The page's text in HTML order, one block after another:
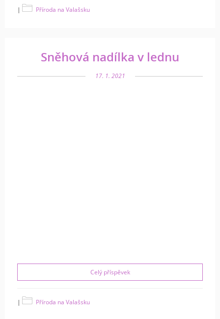
| Příroda na Valašsku
Sněhová nadílka v lednu
17. 1. 2021
Celý příspěvek
| Příroda na Valašsku